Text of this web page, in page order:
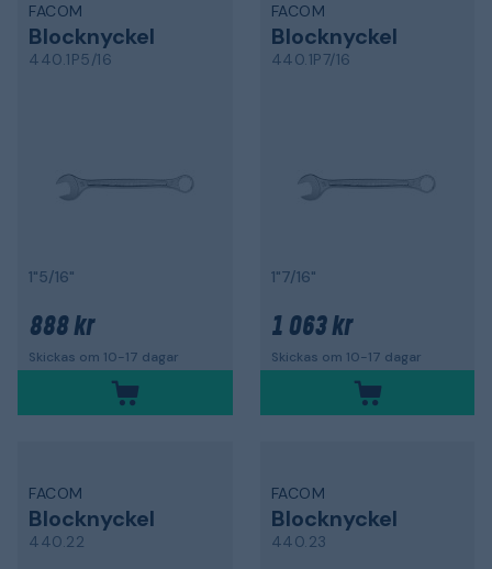
FACOM
Blocknyckel
440.1P5/16
1"5/16"
888 kr
Skickas om 10-17 dagar
FACOM
Blocknyckel
440.1P7/16
1"7/16"
1 063 kr
Skickas om 10-17 dagar
FACOM
Blocknyckel
440.22
FACOM
Blocknyckel
440.23